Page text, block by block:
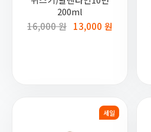
200ml
16,000 원 13,000 원
세일